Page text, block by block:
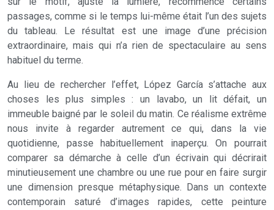
passages, comme si le temps lui-même était l’un des sujets
du tableau. Le résultat est une image d’une précision
extraordinaire, mais qui n’a rien de spectaculaire au sens
habituel du terme.
Au lieu de rechercher l’effet, López García s’attache aux
choses les plus simples : un lavabo, un lit défait, un
immeuble baigné par le soleil du matin. Ce réalisme extrême
nous invite à regarder autrement ce qui, dans la vie
quotidienne, passe habituellement inaperçu. On pourrait
comparer sa démarche à celle d’un écrivain qui décrirait
minutieusement une chambre ou une rue pour en faire surgir
une dimension presque métaphysique. Dans un contexte
contemporain saturé d’images rapides, cette peinture